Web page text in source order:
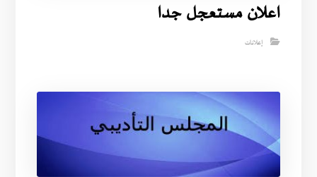
اعلان مستعجل جدا
إعلانات